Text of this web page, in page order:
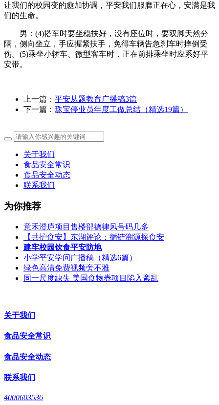
让我们的校园变的愈加协调，平安我们服膺正在心，安满是我
们的生命。
男：(4)搭车时要坐稳扶好，没有座位时，要双脚天然分
隔，侧向坐立，手应握紧扶手，免得车辆告急刹车时摔倒受
伤。(5)乘坐小轿车、微型客车时，正在前排乘坐时应系好平
安带。
上一篇： 平安从题教育广播稿3篇
下一篇： 珠宝停业员年度工做总结（精选19篇）
关于我们
食品安全常识
食品安全动态
联系我们
为你推荐
意禾澄庐项目售楼部德律风号码几多
【共护食安】东湖评论：循链溯源探食安
建牢校园饮食平安防地
小学平安学问广播稿（精选6篇）
绿色高清免费视频旁不雅
同一尺度缺失 美国食物券项目陷入紊乱
关于我们
食品安全常识
食品安全动态
联系我们
4000603536